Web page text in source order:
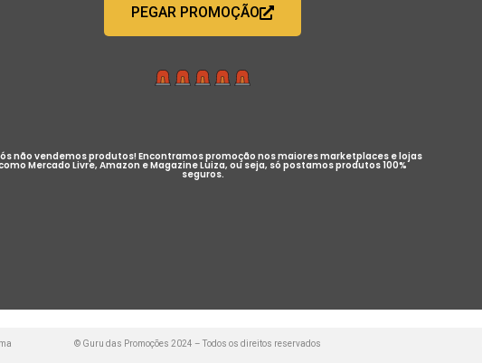
PEGAR PROMOÇÃO
não vendemos produtos! Encontramos promoção nos maiores marketplaces e lojas
Mercado Livre, Amazon e Magazine Luiza, ou seja, só postamos produtos 100%
seguros.
© Guru das Promoções 2024 – Todos os direitos reservados